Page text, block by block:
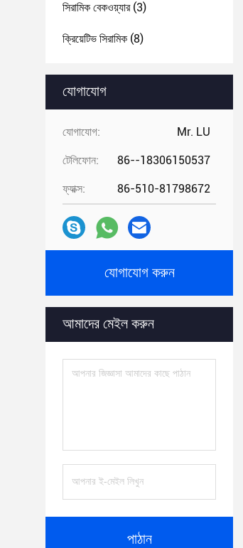
সিরামিক বেকওয়্যার(3)
ক্রিয়েটিভ সিরামিক (8)
যোগাযোগ
যোগাযোগ: Mr. LU
টেলিফোন: 86--18306150537
ফ্যাক্স: 86-510-81798672
যোগাযোগ করুন
আমাদের মেইল ​​করুন
পাঠান